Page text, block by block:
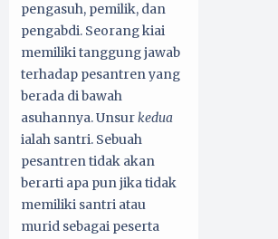
pengasuh, pemilik, dan
pengabdi. Seorang kiai
memiliki tanggung jawab
terhadap pesantren yang
berada di bawah
asuhannya. Unsurkedua
ialah santri. Sebuah
pesantren tidak akan
berarti apa pun jika tidak
memiliki santri atau
murid sebagai peserta